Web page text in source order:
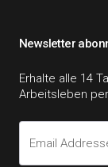
Newsletter
Erhalte alle 14
Arbeitsleben